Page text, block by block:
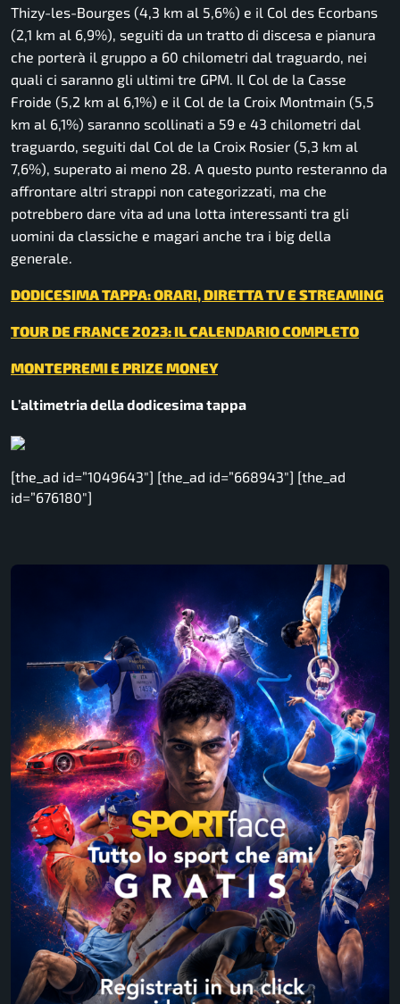
Thizy-les-Bourges (4,3 km al 5,6%) e il Col des Ecorbans
(2,1 km al 6,9%), seguiti da un tratto di discesa e pianura
che porterà il gruppo a 60 chilometri dal traguardo, nei
quali ci saranno gli ultimi tre GPM. Il Col de la Casse
Froide (5,2 km al 6,1%) e il Col de la Croix Montmain (5,5
km al 6,1%) saranno scollinati a 59 e 43 chilometri dal
traguardo, seguiti dal Col de la Croix Rosier (5,3 km al
7,6%), superato ai meno 28. A questo punto resteranno da
affrontare altri strappi non categorizzati, ma che
potrebbero dare vita ad una lotta interessanti tra gli
uomini da classiche e magari anche tra i big della
generale.
DODICESIMA TAPPA: ORARI, DIRETTA TV E STREAMING
TOUR DE FRANCE 2023: IL CALENDARIO COMPLETO
MONTEPREMI E PRIZE MONEY
L’altimetria della dodicesima tappa
[the_ad id=”1049643″] [the_ad id=”668943″] [the_ad
id=”676180″]